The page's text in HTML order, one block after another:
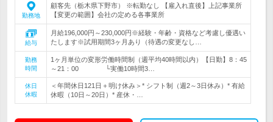
勤務地
顧客先（栃木県下野市） ※転勤なし 【雇入れ直後】上記事業所
【変更の範囲】会社の定める各事業所
給与
月給196,000円～230,000円※経験・年齢・資格など考慮し優遇い
たします※試用期間3ヶ月あり（待遇の変更なし…
勤務
時間
1ヶ月単位の変形労働時間制（週平均40時間以内）【日勤】8：45
～21：00 └実働10時間3…
休日
休暇
＜年間休日121日＋明け休み＞* シフト制（週2～3日休み）* 有給
休暇（10日～20日）* 産休・…